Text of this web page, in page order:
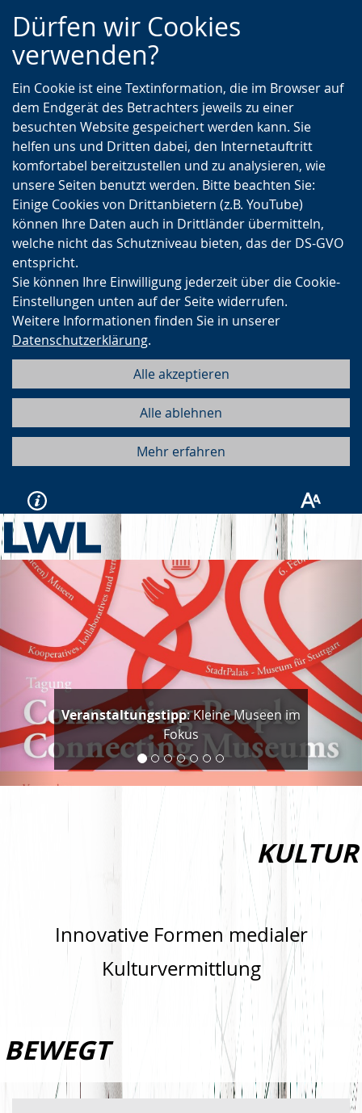
Zur
Hauptnavigation
Zur
Seitennavigation
Zum
Inhalt
Dürfen wir Cookies
verwenden?
Ein Cookie ist eine Textinformation, die im Browser auf
dem Endgerät des Betrachters jeweils zu einer
besuchten Website gespeichert werden kann. Sie
helfen uns und Dritten dabei, den Internetauftritt
komfortabel bereitzustellen und zu analysieren, wie
unsere Seiten benutzt werden. Bitte beachten Sie:
Einige Cookies von Drittanbietern (z.B. YouTube)
können Ihre Daten auch in Drittländer übermitteln,
welche nicht das Schutzniveau bieten, das der DS-GVO
entspricht.
Sie können Ihre Einwilligung jederzeit über die Cookie-
Einstellungen unten auf der Seite widerrufen.
Weitere Informationen finden Sie in unserer
Datenschutzerklärung.
Alle akzeptieren
Alle ablehnen
Mehr erfahren
Veranstaltungstipp: Kleine Museen im
Fokus
Vorherige
KULTUR
Innovative Formen medialer
Kulturvermittlung
BEWEGT